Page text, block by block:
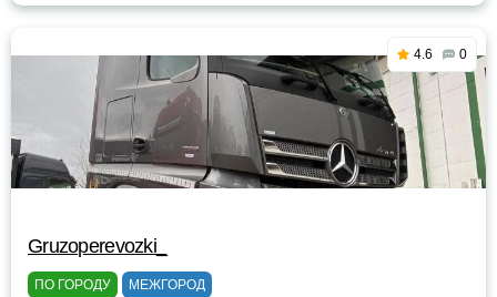
4.6 0
Gruzoperevozki_
ПО ГОРОДУ МЕЖГОРОД